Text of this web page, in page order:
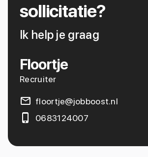
sollicitatie?
Ik help je graag
Floortje
Recruiter
floortje@jobboost.nl
0683124007